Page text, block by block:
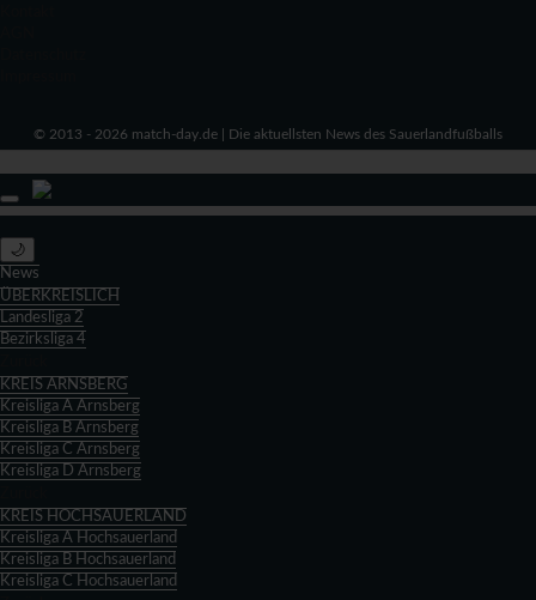
© 2013 - 2026 match-day.de | Die aktuellsten News des Sauerlandfußballs
🌙
News
ÜBERKREISLICH
Landesliga 2
Bezirksliga 4
KREIS ARNSBERG
Kreisliga A Arnsberg
Kreisliga B Arnsberg
Kreisliga C Arnsberg
Kreisliga D Arnsberg
KREIS HOCHSAUERLAND
Kreisliga A Hochsauerland
Kreisliga B Hochsauerland
Kreisliga C Hochsauerland